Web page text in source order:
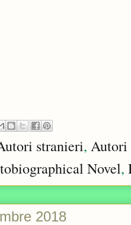
stranieri, Autori
Novel,
2018